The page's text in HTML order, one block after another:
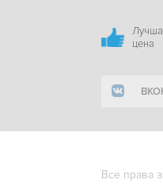
цена
Все права